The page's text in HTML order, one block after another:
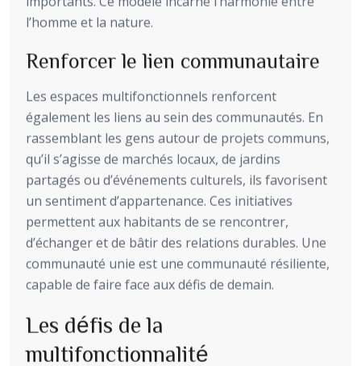
l’homme et la nature.
Renforcer le lien communautaire
Les espaces multifonctionnels renforcent
également les liens au sein des communautés. En
rassemblant les gens autour de projets communs,
qu’il s’agisse de marchés locaux, de jardins
partagés ou d’événements culturels, ils favorisent
un sentiment d’appartenance. Ces initiatives
permettent aux habitants de se rencontrer,
d’échanger et de bâtir des relations durables. Une
communauté unie est une communauté résiliente,
capable de faire face aux défis de demain.
Les défis de la
multifonctionnalité